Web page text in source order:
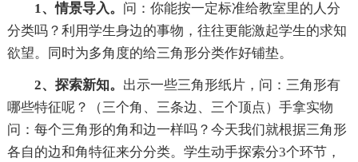
1、情景导入。 问：你能按一定标准给教室里的人分
分类吗？利用学生身边的事物，往往更能激起学生的求知
欲望。同时为多角度的给三角形分类作好铺垫。
2、探索新知。 出示一些三角形纸片，问：三角形有
哪些特征呢？（三个角、三条边、三个顶点）手拿实物
问：每个三角形的角和边一样吗？今天我们就根据三角形
各自的边和角特征来分分类。学生动手探索分3个环节，